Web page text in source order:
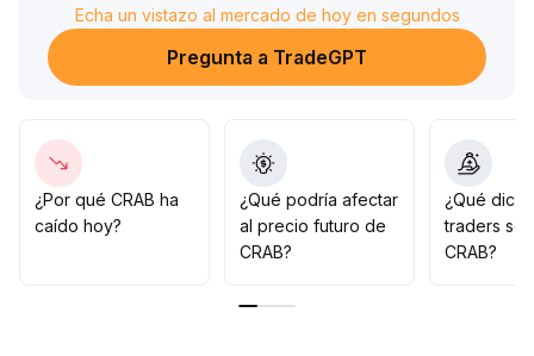
mínimos recientes) y resistencia (medias históricas o
tope del rango)
Sólo si el precio rompe hacia arriba con incremento en
plazo
Estrategia recomendada: mantener una postura de
observación a corto plazo o realizar operaciones
ligeras en ondas, evitar seguir ciegamente las subidas
impulsadas por emociones y monitorear de cerca los
dinámicamente posiciones y exposición al riesgo
Echa un vistazo al mercado de hoy en segundos
Pregunta a TradeGPT
¿Por qué CRAB ha
caído hoy?
¿Qué podría afectar
al precio futuro de
CRAB?
¿Qué
traders
CRAB?